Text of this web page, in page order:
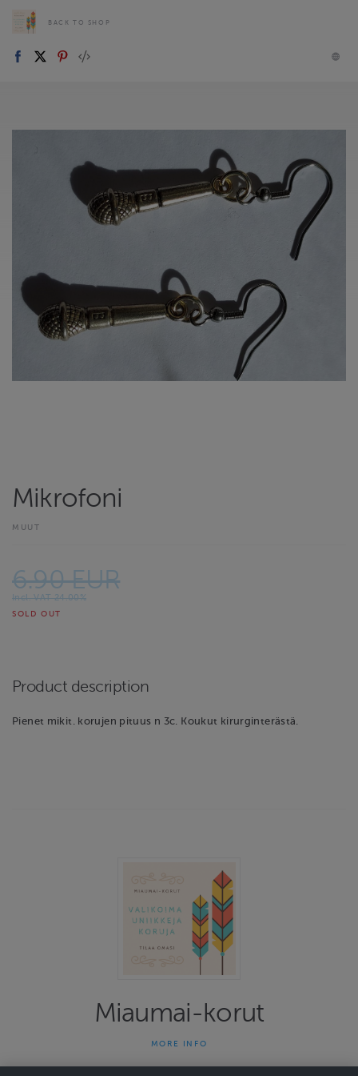
BACK TO SHOP
Mikrofoni
MUUT
6.90 EUR
Incl. VAT 24.00%
SOLD OUT
Product description
Pienet mikit. korujen pituus n 3c. Koukut kirurginterästä.
Miaumai-korut
koruja jo 13 vuotta. Kauniit ja persoonalliset korut herättävät
MORE INFO